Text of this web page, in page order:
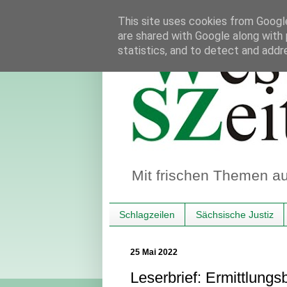
Mit frischen Themen
Schlagzeilen Sächsische Justiz
25 Mai 2022
Leserbrief:
This site uses cookies from
are shared with Google along
statistics, and to detect and